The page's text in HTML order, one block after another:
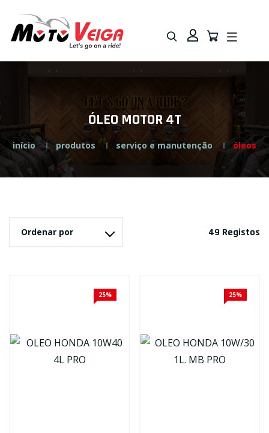
para
navegação
para
conteúdo
ÓLEO MOTOR 4T
início produtos serviço e manutenção óleos
Ordenar por 49 Registos
25% 25%